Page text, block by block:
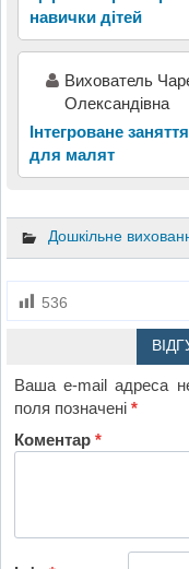
навички дітей
Вихователь
Олександівна
Інтегроване
для малят
Дошкільне
536
Ваша e-mail адреса
поля позначені*
Коментар*